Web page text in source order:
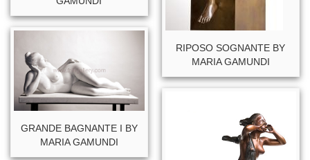
RIPOSO SOGNANTE BY
MARIA GAMUNDI
GRANDE BAGNANTE I BY
MARIA GAMUNDI